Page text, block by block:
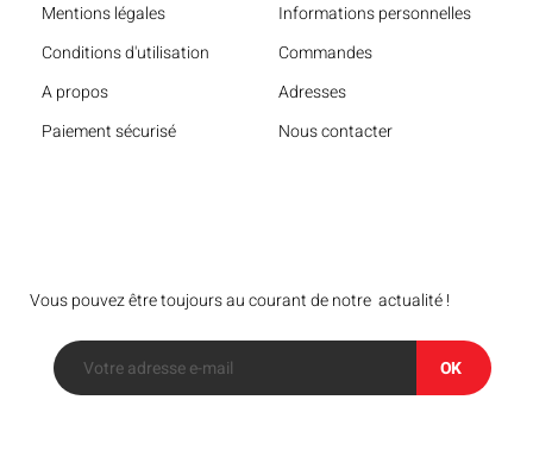
Mentions légales
Conditions d'utilisation
A propos
Paiement sécurisé
Informations personnelles
Commandes
Adresses
Nous contacter
Vous pouvez être toujours au courant de notre actualité !
OK